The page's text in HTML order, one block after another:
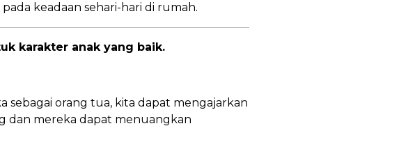
keadaan sehari-hari di rumah.
karakter anak yang baik.
sebagai orang tua, kita dapat mengajarkan
dan mereka dapat menuangkan